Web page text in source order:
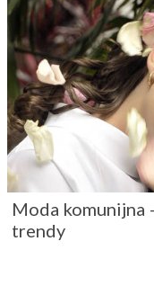
Moda komunijna
trendy